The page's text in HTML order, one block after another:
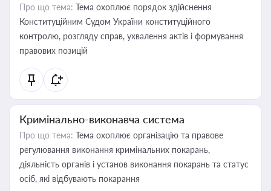
Про що тема: Тема охоплює порядок здійснення
Конституційним Судом України конституційного
контролю, розгляду справ, ухвалення актів і формування
правових позицій
Кримінально-виконавча система
Про що тема: Тема охоплює організацію та правове
регулювання виконання кримінальних покарань,
діяльність органів і установ виконання покарань та статус
осіб, які відбувають покарання